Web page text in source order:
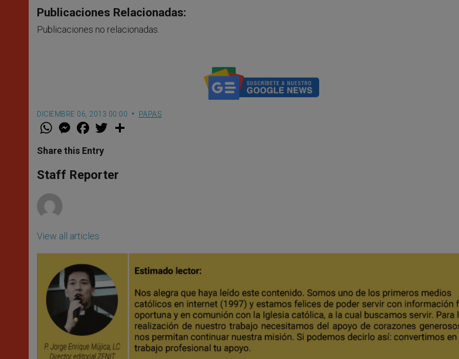
Publicaciones Relacionadas:
Publicaciones no relacionadas.
DICIEMBRE 06, 2013 00:00 PAPAS
W
t
s
p
p
M
e
s
e
g
e
F
a
e
b
o
k
w
r
Share this Entry
Staff Reporter
View all articles